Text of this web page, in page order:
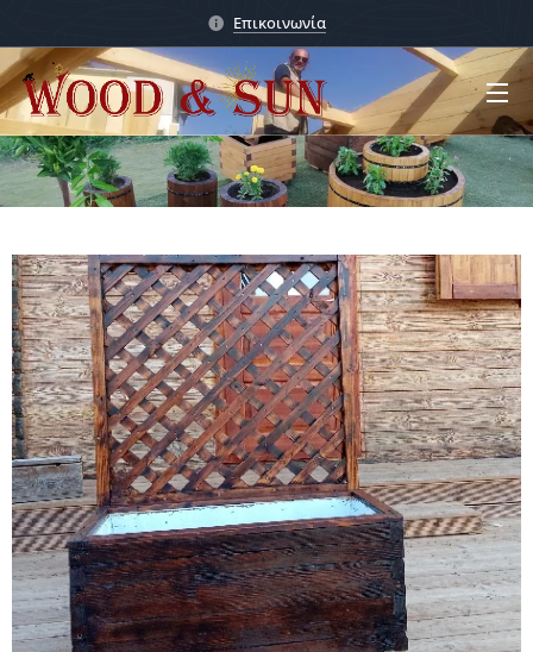
Επικοινωνία